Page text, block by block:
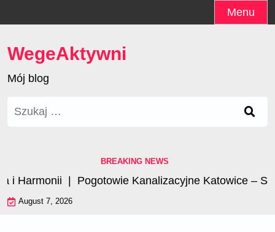
to
Menu
WegeAktywni
Mój blog
Szukaj:
BREAKING NEWS
Harmonii |Pogotowie Kanalizacyjne Katowice –
August 7, 2026